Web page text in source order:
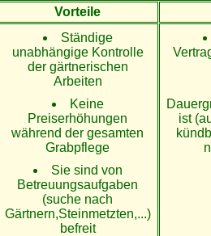
Vorteile
Ständige
unabhängige Kontrolle
der gärtnerischen
Arbeiten
Keine
Preiserhöhungen
während der gesamten
Grabpflege
Sie sind von
Betreuungsaufgaben
(suche nach
Gärtnern,Steinmetzten,...)
befreit
ist